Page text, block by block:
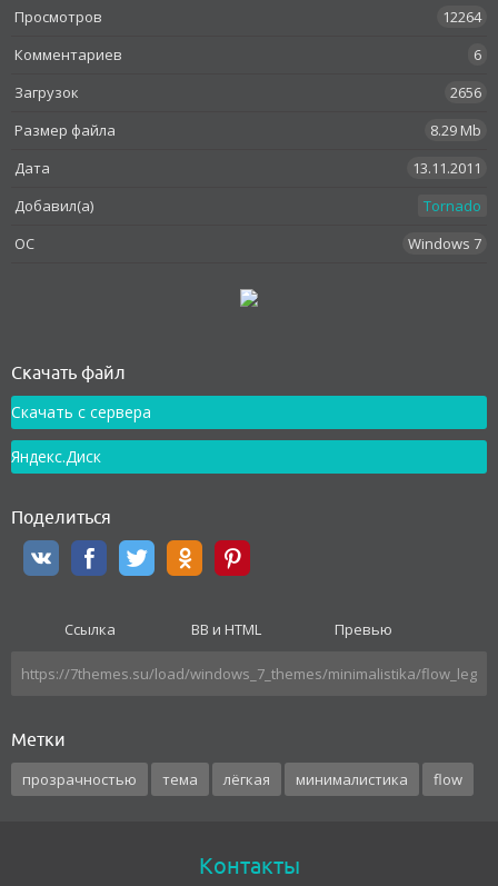
Просмотров
12264
Комментариев
6
Загрузок
2656
Размер файла
8.29 Mb
Дата
13.11.2011
Добавил(а)
Tornado
OC
Windows 7
Как установить
Скачать файл
Скачать с сервера
Яндекс.Диск
Поделиться
Ссылка BB и HTML Превью
Метки
прозрачностью тема лёгкая минималистика flow
Контакты